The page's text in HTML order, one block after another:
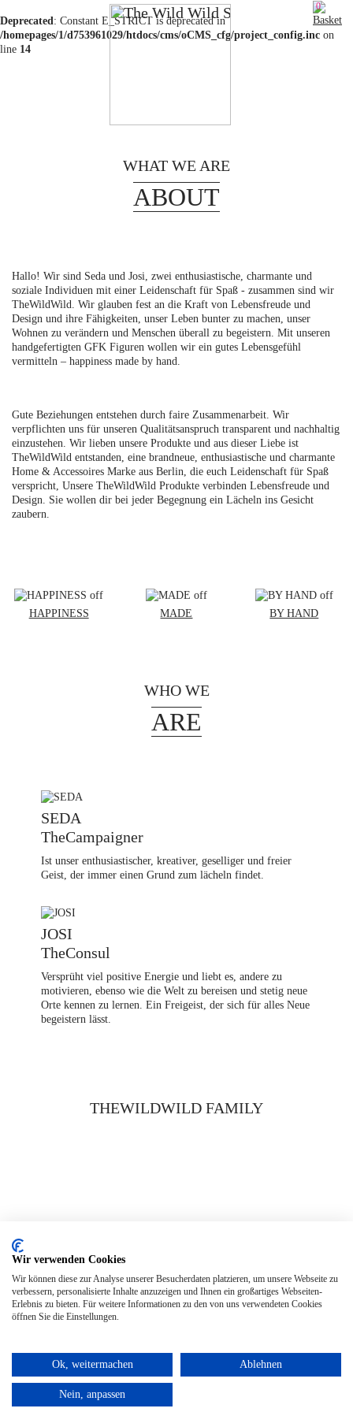
Deprecated: Constant E_STRICT is deprecated in
/homepages/1/d753961029/htdocs/cms/oCMS_cfg/project_config.inc on
line 14
Wir verwenden Cookies
Wir können diese zur Analyse unserer Besucherdaten platzieren, um unsere Webseite zu
verbessern, personalisierte Inhalte anzuzeigen und Ihnen ein großartiges Webseiten-
Erlebnis zu bieten. Für weitere Informationen zu den von uns verwendeten Cookies
öffnen Sie die Einstellungen.
Ok, weitermachen Ablehnen
Nein, anpassen
CONTACT
FAQ
DE
EN
0
WHAT WE ARE
ABOUT
Hallo! Wir sind Seda und Josi, zwei enthusiastische, charmante und
soziale Individuen mit einer Leidenschaft für Spaß - zusammen sind wir
TheWildWild. Wir glauben fest an die Kraft von Lebensfreude und
Design und ihre Fähigkeiten, unser Leben bunter zu machen, unser
Wohnen zu verändern und Menschen überall zu begeistern. Mit unseren
handgefertigten GFK Figuren wollen wir ein gutes Lebensgefühl
vermitteln – happiness made by hand.
Gute Beziehungen entstehen durch faire Zusammenarbeit. Wir
verpflichten uns für unseren Qualitätsanspruch transparent und nachhaltig
einzustehen. Wir lieben unsere Produkte und aus dieser Liebe ist
TheWildWild entstanden, eine brandneue, enthusiastische und charmante
Home & Accessoires Marke aus Berlin, die euch Leidenschaft für Spaß
verspricht, Unsere TheWildWild Produkte verbinden Lebensfreude und
Design. Sie wollen dir bei jeder Begegnung ein Lächeln ins Gesicht
zaubern.
HAPPINESS MADE BY HAND
WHO WE
ARE
SEDA
TheCampaigner
Ist unser enthusiastischer, kreativer, geselliger und freier
Geist, der immer einen Grund zum lächeln findet.
JOSI
TheConsul
Versprüht viel positive Energie und liebt es, andere zu
motivieren, ebenso wie die Welt zu bereisen und stetig neue
Orte kennen zu lernen. Ein Freigeist, der sich für alles Neue
begeistern lässt.
THEWILDWILD FAMILY
FAQ
DATENSCHUTZ